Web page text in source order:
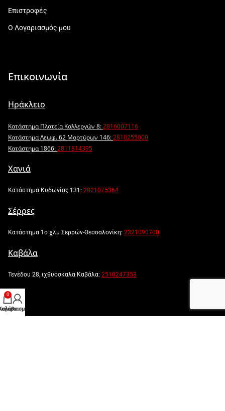
Επιστροφές
Ο Λογαριασμός μου
Επικοινωνία
Ηράκλειο
Κατάστημα Πλατεία Καλλεργών 8:2816007116
Κατάστημα Λεωφ. 62 Μαρτύρων 146:2810255000
Κατάστημα 1866:2811814395
Χανιά
Κατάστημα Κυδωνίας 131: 2821075364
Σέρρες
Κατάστημα 1ο χλμ Σερρών-Θεσσαλονίκη: 2321090700
Καβάλα
Τενέδου 28, ιχθυόσκαλα Καβάλα: 2510247353
0
μου